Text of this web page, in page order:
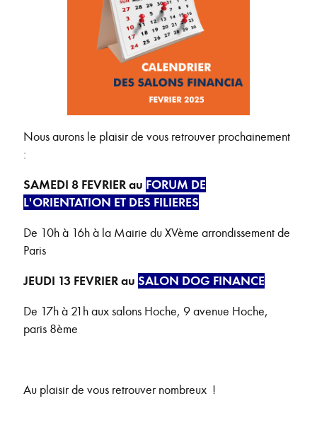
Nous aurons le plaisir de vous retrouver prochainement
:
SAMEDI 8 FEVRIER au FORUM DE
L'ORIENTATION ET DES FILIERES
De 10h à 16h à la Mairie du XVème arrondissement de
Paris
JEUDI 13 FEVRIER au SALON DOG FINANCE
De 17h à 21h aux salons Hoche, 9 avenue Hoche,
paris 8ème
Au plaisir de vous retrouver nombreux !